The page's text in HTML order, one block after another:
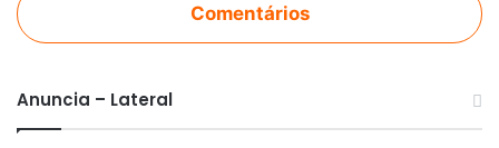
Comentários
Anuncia – Lateral